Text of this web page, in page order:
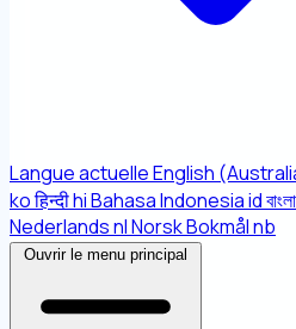
Langue actuelleEnglish
koहिन्दीhiBahasa Indonesiaidবাংলা
NederlandsnlNorsk Bokmålnb
Ouvrir le menu principal